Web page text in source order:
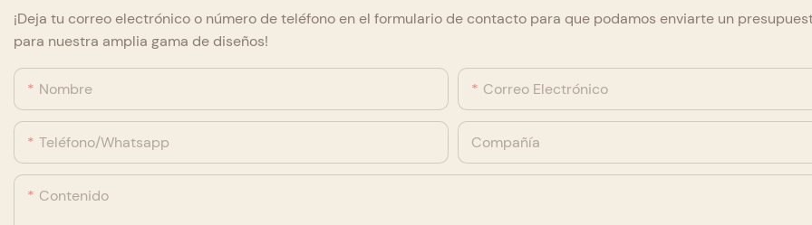
¡Deja tu correo electrónico o número de teléfono en el formulario de contacto para que podamos enviarte un
para nuestra amplia gama de diseños!
Nombre Correo Electrónico
Teléfono/whatsapp Compañía
Contenido